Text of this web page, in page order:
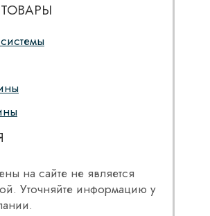
на сайте не является
Уточняйте информацию у